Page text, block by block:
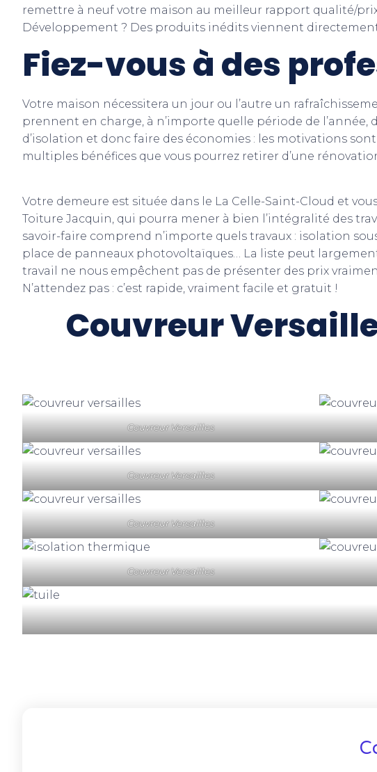
remettre à neuf votre maison au meilleur rapport qualité/
Développement ? Des produits inédits viennent
Fiez-vous à des
Votre maison nécessitera un jour ou l’autre un
prennent en charge, à n’importe quelle période de
d’isolation et donc faire des économies : les motivations
multiples bénéfices que vous pourrez retirer d’une
Votre demeure est située dans le La Celle-Saint-Cloud et
Toiture Jacquin, qui pourra mener à bien l’intégralité des
savoir-faire comprend n’importe quels travaux : isolation
place de panneaux photovoltaïques… La liste peut
travail ne nous empêchent pas de présenter des prix
N’attendez pas : c’est rapide, vraiment facile et gratuit !
Couvreur
Couvreur Versailles
Couvreur Versailles
Couvreur Versailles
Couvreur Versailles